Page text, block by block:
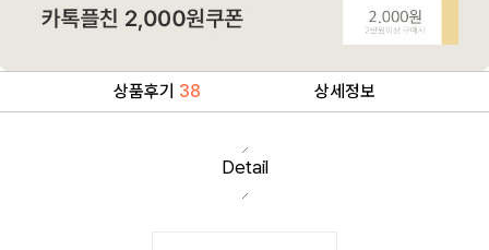
상품후기 38 상세정보
Detail